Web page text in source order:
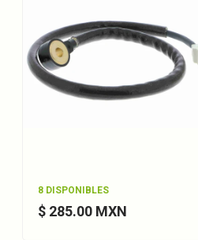
8 DISPONIBLES
$ 285.00 MXN